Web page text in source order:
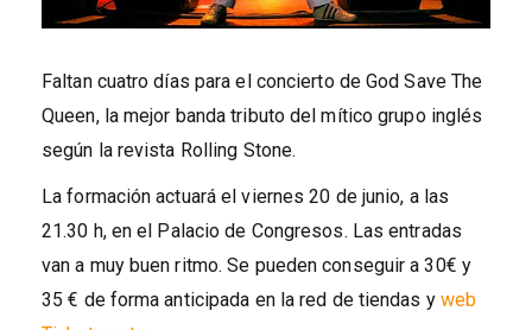
Faltan cuatro días para el concierto de God Save The
Queen, la mejor banda tributo del mítico grupo inglés
según la revista Rolling Stone.
La formación actuará el viernes 20 de junio, a las
21.30 h, en el Palacio de Congresos. Las entradas
van a muy buen ritmo. Se pueden conseguir a 30€ y
35 € de forma anticipada en la red de tiendas y web